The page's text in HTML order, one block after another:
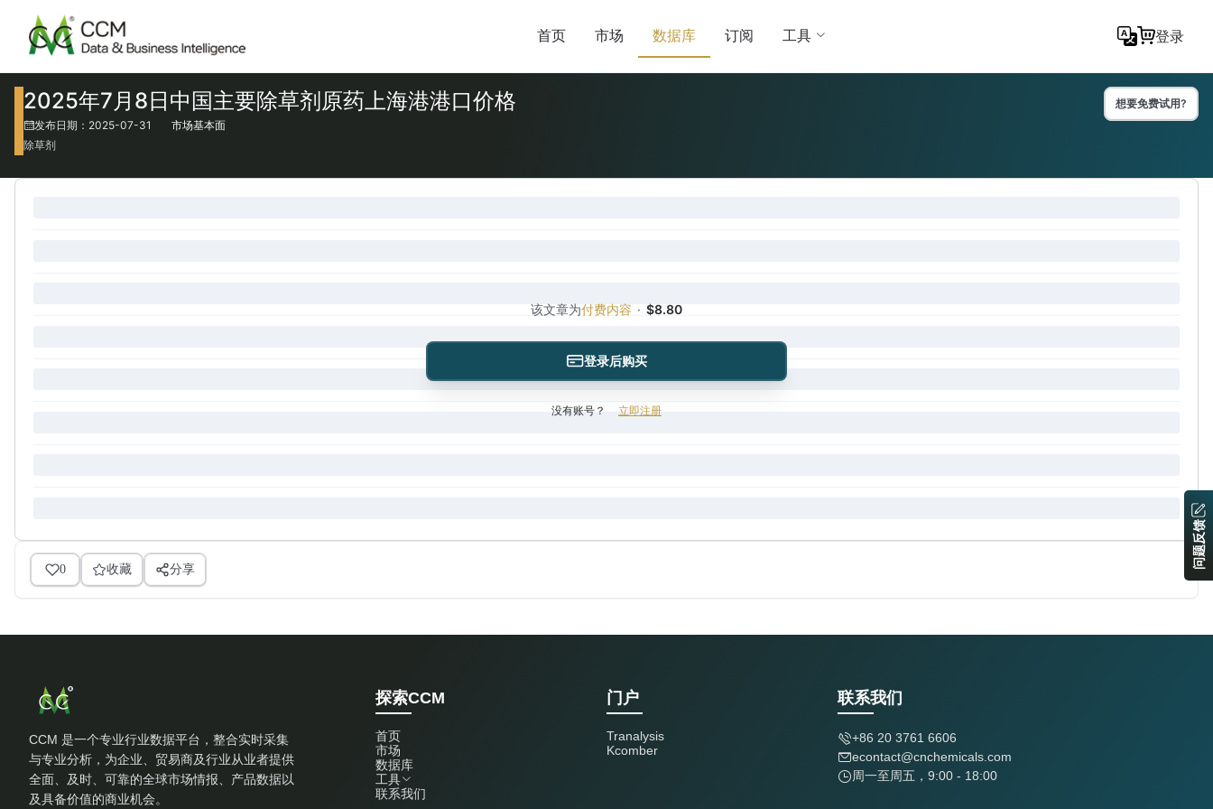
首页 市场 数据库 订阅 工具 登录
2025年7月8日中国主要除草剂原药上海港港口价格
想要免费试用?
发布日期：2025-07-31
市场基本面
除草剂
该文章为付费内容 · $8.80
登录后购买
没有账号？ 立即注册
0 收藏 分享
CCM 是一个专业行业数据平台，整合实时采集
与专业分析，为企业、贸易商及行业从业者提供
全面、及时、可靠的全球市场情报、产品数据以
及具备价值的商业机会。
探索CCM
首页
市场
数据库
工具
联系我们
门户
Tranalysis
Kcomber
联系我们
+86 20 3761 6606
econtact@cnchemicals.com
周一至周五，9:00 - 18:00
问题反馈